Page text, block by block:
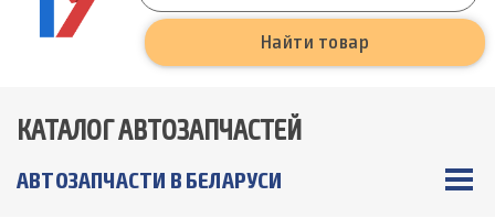
КАТАЛОГ АВТОЗАПЧАСТЕЙ
АВТОЗАПЧАСТИ В БЕЛАРУСИ